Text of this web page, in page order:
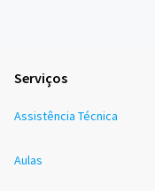
Serviços
Assistência Técnica
Aulas